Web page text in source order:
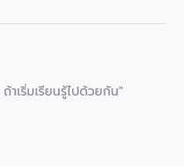
ถ้าเริ่มเรียนรู้ไปด้วยกัน"